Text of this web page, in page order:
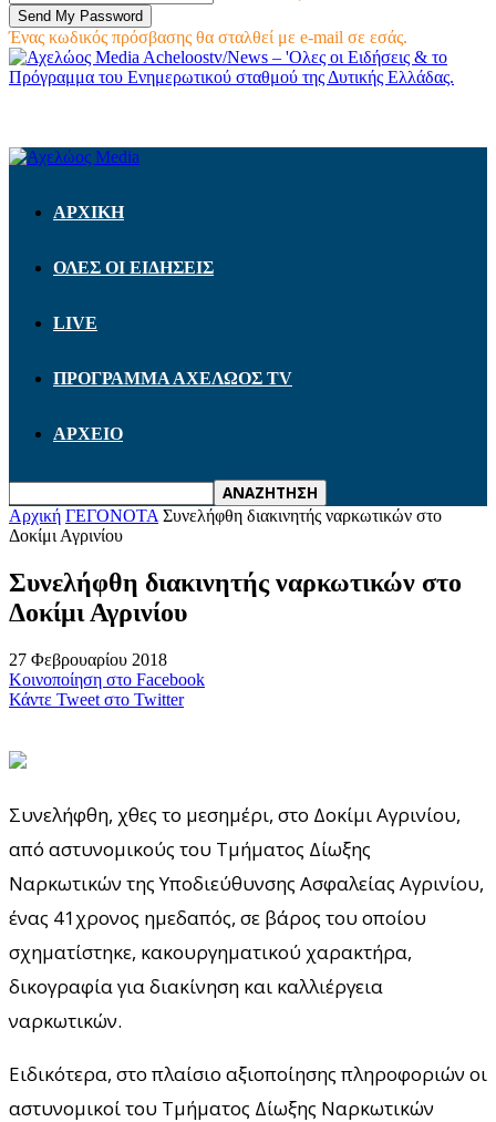
Ένας κωδικός πρόσβασης θα σταλθεί με e-mail σε εσάς.
Acheloostv/News – 'Ολες οι Ειδήσεις & το
Πρόγραμμα του Ενημερωτικού σταθμού της Δυτικής Ελλάδας.
ΑΡΧΙΚΗ
ΟΛΕΣ ΟΙ ΕΙΔΗΣΕΙΣ
LIVE
ΠΡΟΓΡΑΜΜΑ ΑΧΕΛΩΟΣ TV
ΑΡΧΕΙΟ
Αρχική ΓΕΓΟΝΟΤΑ Συνελήφθη διακινητής ναρκωτικών στο
Δοκίμι Αγρινίου
Συνελήφθη διακινητής ναρκωτικών στο
Δοκίμι Αγρινίου
27 Φεβρουαρίου 2018
Κοινοποίηση στο Facebook
Κάντε Tweet στο Twitter
Συνελήφθη, χθες το μεσημέρι, στο Δοκίμι Αγρινίου,
από αστυνομικούς του Τμήματος Δίωξης
Ναρκωτικών της Υποδιεύθυνσης Ασφαλείας Αγρινίου,
ένας 41χρονος ημεδαπός, σε βάρος του οποίου
σχηματίστηκε, κακουργηματικού χαρακτήρα,
δικογραφία για διακίνηση και καλλιέργεια
ναρκωτικών.
Ειδικότερα, στο πλαίσιο αξιοποίησης πληροφοριών οι
αστυνομικοί του Τμήματος Δίωξης Ναρκωτικών